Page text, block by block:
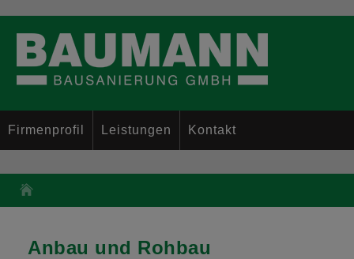
Firmenprofil Leistungen Kontakt
Anbau und Rohbau